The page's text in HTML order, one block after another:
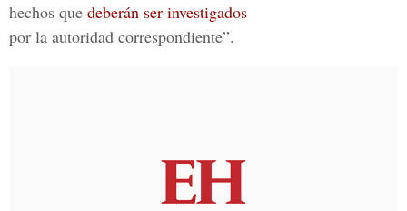
hechos que deberán ser investigados
por la autoridad correspondiente”.